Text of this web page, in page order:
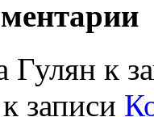
Гулян к
к записи